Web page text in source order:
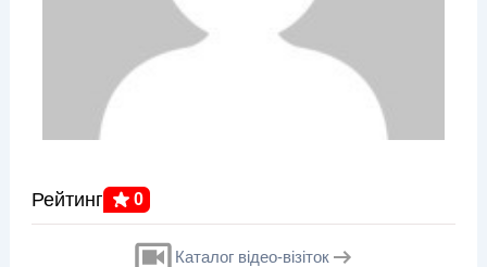
Рейтинг 0
Каталог відео-візіток